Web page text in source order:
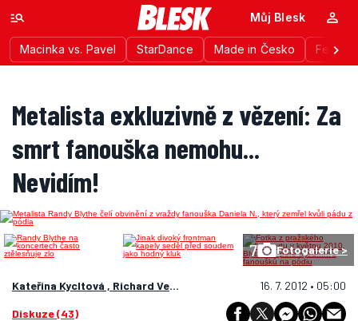
Macinka vs. Pavel StarDance Made in Česko
Můj Blesk
Metalista exkluzivně z vězení: Za
smrt fanouška nemohu...
Nevidím!
7 Fotogalerie >
Kateřina Kycltová , Richard Veselý 16. 7. 2012 • 05:00
Diskuze (43)